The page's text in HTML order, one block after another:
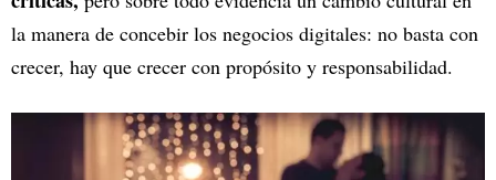
la manera de concebir los negocios digitales: no basta con
crecer, hay que crecer con propósito y responsabilidad.